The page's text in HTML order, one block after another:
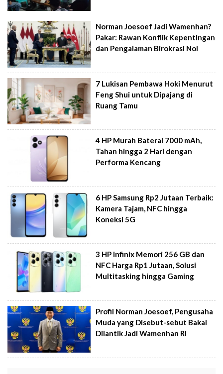
Norman Joesoef Jadi Wamenhan?
Pakar: Rawan Konflik Kepentingan
dan Pengalaman Birokrasi Nol
7 Lukisan Pembawa Hoki Menurut
Feng Shui untuk Dipajang di
Ruang Tamu
4 HP Murah Baterai 7000 mAh,
Tahan hingga 2 Hari dengan
Performa Kencang
6 HP Samsung Rp2 Jutaan Terbaik:
Kamera Tajam, NFC hingga
Koneksi 5G
3 HP Infinix Memori 256 GB dan
NFC Harga Rp1 Jutaan, Solusi
Multitasking hingga Gaming
Profil Norman Joesoef, Pengusaha
Muda yang Disebut-sebut Bakal
Dilantik Jadi Wamenhan RI